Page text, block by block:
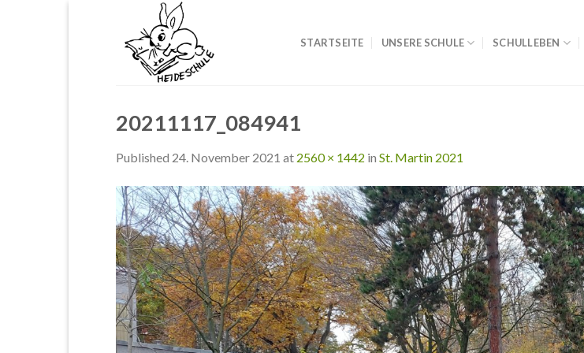
STARTSEITE UNSERE SCHULE SCHULLEBEN
20211117_084941
Published 24. November 2021 at 2560 × 1442 in St. Martin 2021